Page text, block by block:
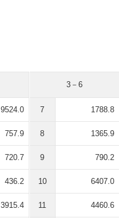
9524.0
757.9
720.7
436.2
3915.4
3－6
7 1788.8
8 1365.9
9 790.2
10 6407.0
11 4460.6